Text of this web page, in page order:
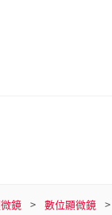
鏡 數位顯微鏡